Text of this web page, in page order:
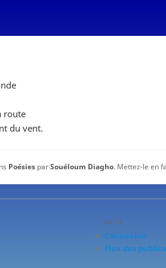
route
du vent.
Poésies parSouéloum Diagho. Mettez-le en
MÉTA
Connexion
Flux des